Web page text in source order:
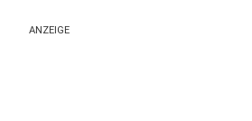
ANZEIGE